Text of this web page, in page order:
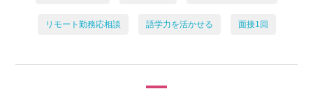
リモート勤務応相談 語学力を活かせる 面接1回